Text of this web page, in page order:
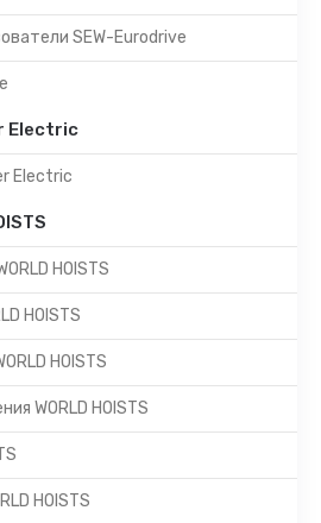
SEW-Eurodrive
Electric
Electric
HOISTS
HOISTS
HOISTS
WORLD HOISTS
HOISTS